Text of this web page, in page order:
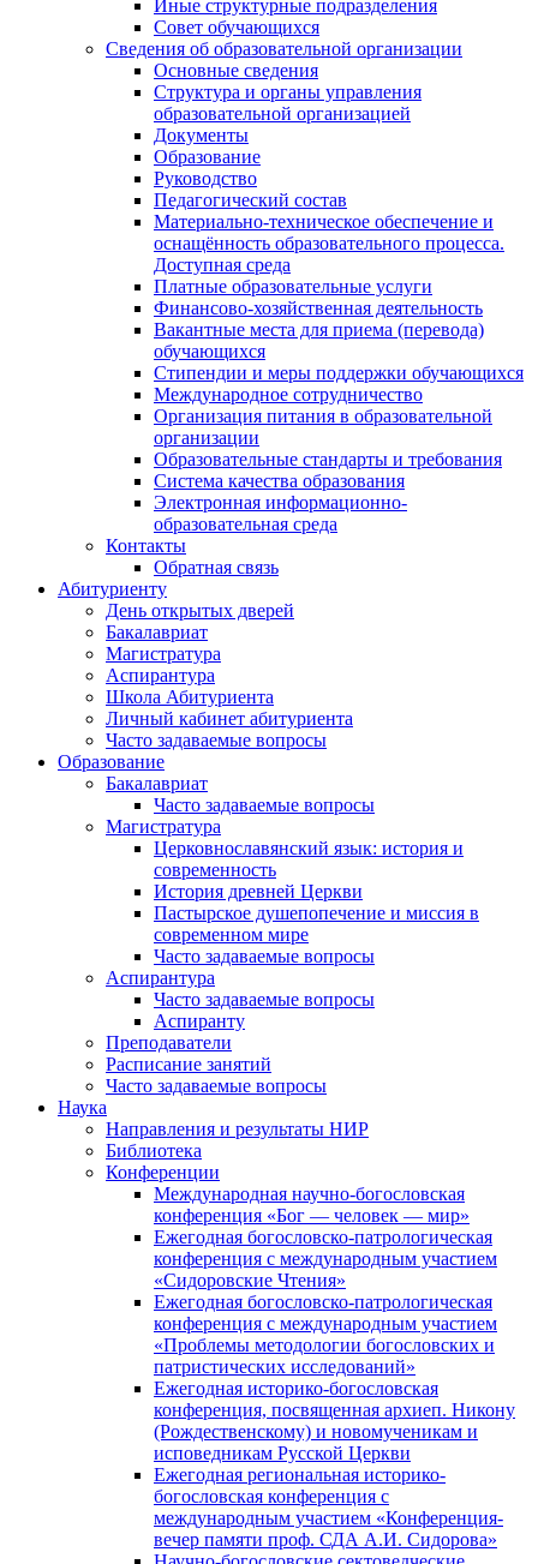
Иные структурные подразделения
Совет обучающихся
Сведения об образовательной организации
Основные сведения
Структура и органы управления
образовательной организацией
Документы
Образование
Руководство
Педагогический состав
Материально-техническое обеспечение и
оснащённость образовательного процесса.
Доступная среда
Платные образовательные услуги
Финансово-хозяйственная деятельность
Вакантные места для приема (перевода)
обучающихся
Стипендии и меры поддержки обучающихся
Международное сотрудничество
Организация питания в образовательной
организации
Образовательные стандарты и требования
Система качества образования
Электронная информационно-
образовательная среда
Контакты
Обратная связь
Абитуриенту
День открытых дверей
Бакалавриат
Магистратура
Аспирантура
Школа Абитуриента
Личный кабинет абитуриента
Часто задаваемые вопросы
Образование
Бакалавриат
Часто задаваемые вопросы
Магистратура
Церковнославянский язык: история и
современность
История древней Церкви
Пастырское душепопечение и миссия в
современном мире
Часто задаваемые вопросы
Аспирантура
Часто задаваемые вопросы
Аспиранту
Преподаватели
Расписание занятий
Часто задаваемые вопросы
Наука
Направления и результаты НИР
Библиотека
Конференции
Международная научно-богословская
конференция «Бог — человек — мир»
Ежегодная богословско-патрологическая
конференция с международным участием
«Сидоровские Чтения»
Ежегодная богословско-патрологическая
конференция с международным участием
«Проблемы методологии богословских и
патристических исследований»
Ежегодная историко-богословская
конференция, посвященная архиеп. Никону
(Рождественскому) и новомученикам и
исповедникам Русской Церкви
Ежегодная региональная историко-
богословская конференция с
международным участием «Конференция-
вечер памяти проф. СДА А.И. Сидорова»